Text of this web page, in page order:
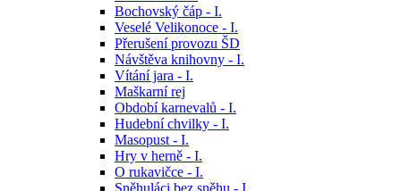
Bochovský čáp - I.
Veselé Velikonoce - I.
Přerušení provozu ŠD
Návštěva knihovny - I.
Vítání jara - I.
Maškarní rej
Období karnevalů - I.
Hudební chvilky - I.
Masopust - I.
Hry v herně - I.
O rukavičce - I.
Sněhuláci bez sněhu - I.